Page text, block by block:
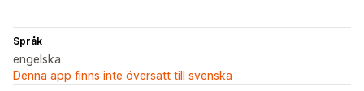
Språk
engelska
Denna app finns inte översatt till svenska